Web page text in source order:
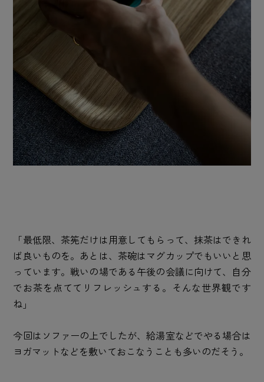
「最低限、茶筅だけは用意してもらって、抹茶はできれ
ば良いものを。あとは、茶碗はマグカップでもいいと思
っています。戦いの場である午後の会議に向けて、自分
でお茶を点ててリフレッシュする。そんな世界観です
ね」
今回はソファーの上でしたが、給湯室などでやる場合は
ヨガマットなどを敷いておこなうことも多いのだそう。